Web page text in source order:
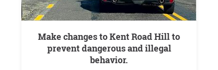
Make changes to Kent Road Hill to
prevent dangerous and illegal
behavior.